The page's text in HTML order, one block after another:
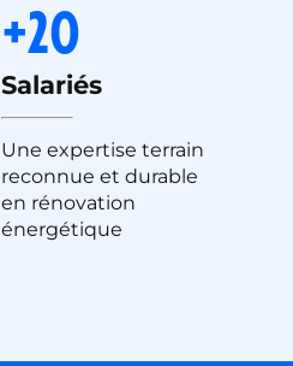
+20
Salariés
Une expertise terrain
reconnue et durable
en rénovation
énergétique